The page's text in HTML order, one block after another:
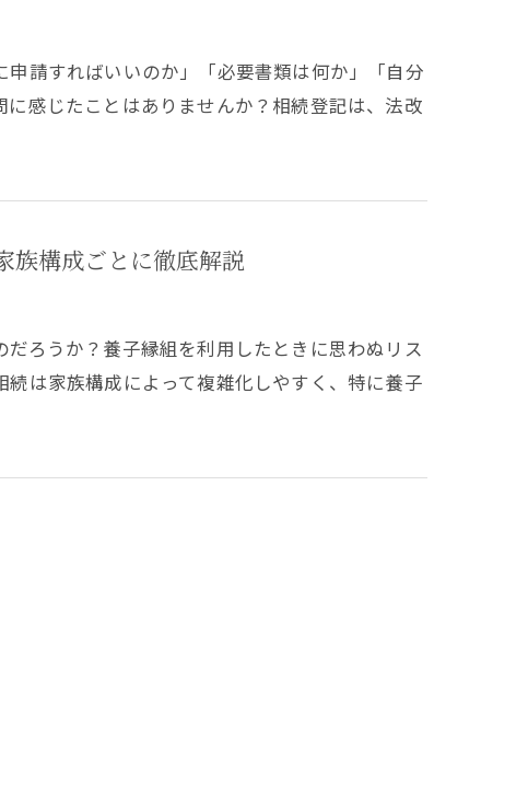
請すればいいのか」「必要書類は何か」「自分
感じたことはありませんか？相続登記は、法改
族構成ごとに徹底解説
ろうか？養子縁組を利用したときに思わぬリス
は家族構成によって複雑化しやすく、特に養子